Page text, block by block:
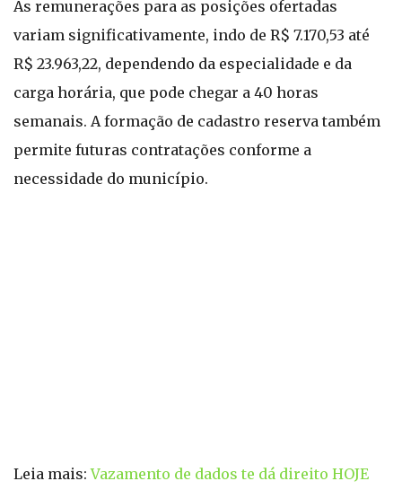
As remunerações para as posições ofertadas
variam significativamente, indo de R$ 7.170,53 até
R$ 23.963,22, dependendo da especialidade e da
carga horária, que pode chegar a 40 horas
semanais. A formação de cadastro reserva também
permite futuras contratações conforme a
necessidade do município.
Leia mais:Vazamento de dados te dá direito HOJE